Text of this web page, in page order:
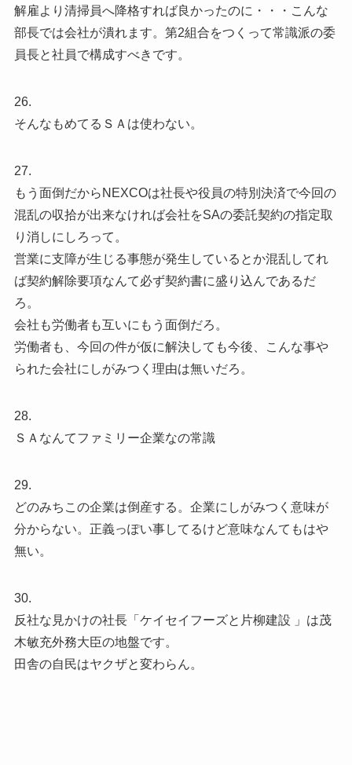
解雇より清掃員へ降格すれば良かったのに・・・こんな
部長では会社が潰れます。第2組合をつくって常識派の委
員長と社員で構成すべきです。
26.
そんなもめてるＳＡは使わない。
27.
もう面倒だからNEXCOは社長や役員の特別決済で今回の
混乱の収拾が出来なければ会社をSAの委託契約の指定取
り消しにしろって。
営業に支障が生じる事態が発生しているとか混乱してれ
ば契約解除要項なんて必ず契約書に盛り込んであるだ
ろ。
会社も労働者も互いにもう面倒だろ。
労働者も、今回の件が仮に解決しても今後、こんな事や
られた会社にしがみつく理由は無いだろ。
28.
ＳＡなんてファミリー企業なの常識
29.
どのみちこの企業は倒産する。企業にしがみつく意味が
分からない。正義っぽい事してるけど意味なんてもはや
無い。
30.
反社な見かけの社長「ケイセイフーズと片柳建設 」は茂
木敏充外務大臣の地盤です。
田舎の自民はヤクザと変わらん。